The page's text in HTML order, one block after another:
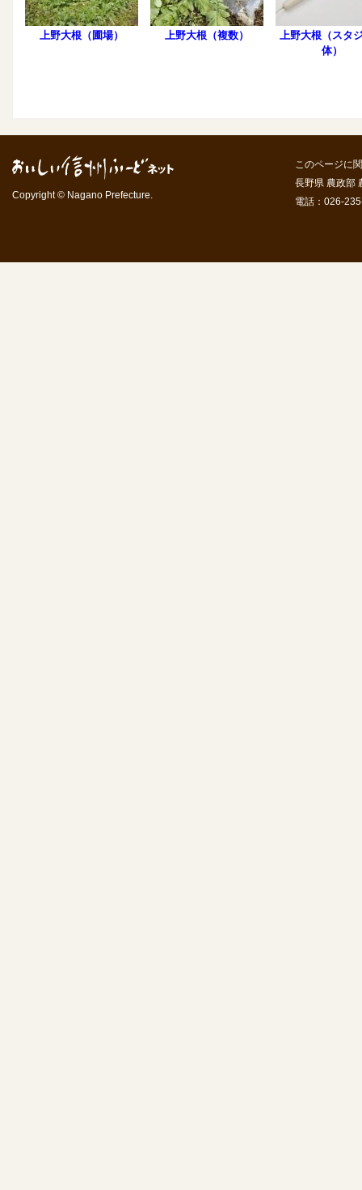
上野大根（圃場） 上野大根（複数）
上野大根（スタ
体）
Copyright © Nagano Prefecture.
このページに
長野県 農政部
電話：026-